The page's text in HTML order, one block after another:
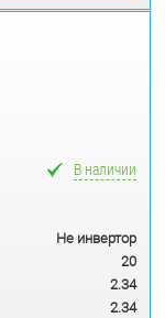
В наличии
Не инвертор
20
2.34
2.34